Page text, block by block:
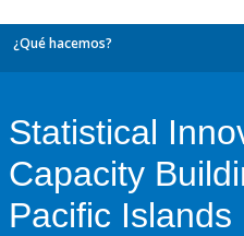
¿Qué hacemos?
Statistical
Capacity
Pacific Islands